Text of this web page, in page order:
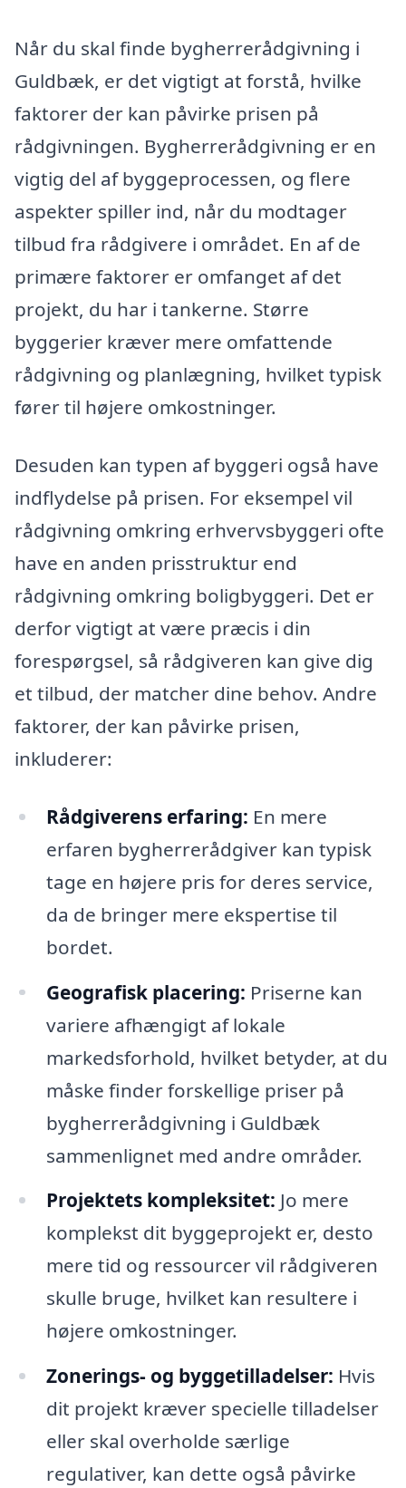
Når du skal finde bygherrerådgivning i
Guldbæk, er det vigtigt at forstå, hvilke
faktorer der kan påvirke prisen på
rådgivningen. Bygherrerådgivning er en
vigtig del af byggeprocessen, og flere
aspekter spiller ind, når du modtager
tilbud fra rådgivere i området. En af de
primære faktorer er omfanget af det
projekt, du har i tankerne. Større
byggerier kræver mere omfattende
rådgivning og planlægning, hvilket typisk
fører til højere omkostninger.
Desuden kan typen af byggeri også have
indflydelse på prisen. For eksempel vil
rådgivning omkring erhvervsbyggeri ofte
have en anden prisstruktur end
rådgivning omkring boligbyggeri. Det er
derfor vigtigt at være præcis i din
forespørgsel, så rådgiveren kan give dig
et tilbud, der matcher dine behov. Andre
faktorer, der kan påvirke prisen,
inkluderer:
Rådgiverens erfaring: En mere
erfaren bygherrerådgiver kan typisk
tage en højere pris for deres service,
da de bringer mere ekspertise til
bordet.
Geografisk placering: Priserne kan
variere afhængigt af lokale
markedsforhold, hvilket betyder, at du
måske finder forskellige priser på
bygherrerådgivning i Guldbæk
sammenlignet med andre områder.
Projektets kompleksitet: Jo mere
komplekst dit byggeprojekt er, desto
mere tid og ressourcer vil rådgiveren
skulle bruge, hvilket kan resultere i
højere omkostninger.
Zonerings- og byggetilladelser: Hvis
dit projekt kræver specielle tilladelser
eller skal overholde særlige
regulativer, kan dette også påvirke